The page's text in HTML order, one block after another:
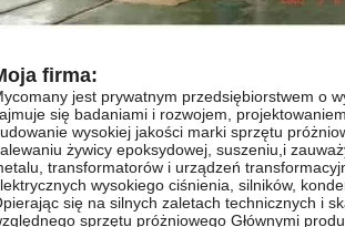
firma:
jest prywatnym przedsiębiorstwem o
się badaniami i rozwojem,
wysokiej jakości marki sprzętu
żywicy epoksydowej, suszeniu,i
transformatorów i urządzeń
wysokiego ciśnienia, silników,
się na silnych zaletach technicznych i
sprzętu próżniowego Głównymi